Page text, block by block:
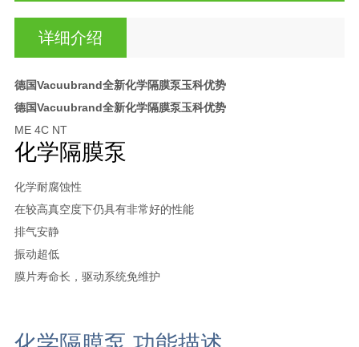
详细介绍
德国Vacuubrand全新化学隔膜泵玉科优势
德国Vacuubrand全新化学隔膜泵玉科优势
ME 4C NT
化学隔膜泵
化学耐腐蚀性
在较高真空度下仍具有非常好的性能
排气安静
振动超低
膜片寿命长，驱动系统免维护